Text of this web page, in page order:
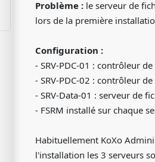
Problème : le serveur de
lors de la première
Configuration :
- SRV-PDC-01 : contrôleur
- SRV-PDC-02 : contrôleur
- SRV-Data-01 : serveur de
- FSRM installé sur chaque
Habituellement KoXo
l'installation les 3 serveurs